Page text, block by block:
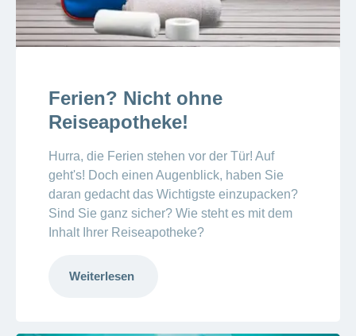
Ferien? Nicht ohne
Reiseapotheke!
Hurra, die Ferien stehen vor der Tür! Auf
geht's! Doch einen Augenblick, haben Sie
daran gedacht das Wichtigste einzupacken?
Sind Sie ganz sicher? Wie steht es mit dem
Inhalt Ihrer Reiseapotheke?
Weiterlesen